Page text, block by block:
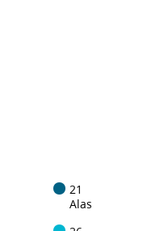
21
Alas